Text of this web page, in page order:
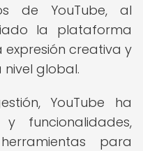
de YouTube, al
la plataforma
creativa y
global.
YouTube ha
funcionalidades,
para